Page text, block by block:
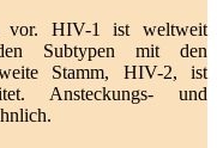
vor. HIV-1 ist weltweit
Subtypen mit den
Stamm, HIV-2, ist
Ansteckungs- und